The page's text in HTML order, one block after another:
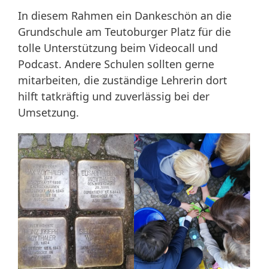
In diesem Rahmen ein Dankeschön an die
Grundschule am Teutoburger Platz für die
tolle Unterstützung beim Videocall und
Podcast. Andere Schulen sollten gerne
mitarbeiten, die zuständige Lehrerin dort
hilft tatkräftig und zuverlässig bei der
Umsetzung.